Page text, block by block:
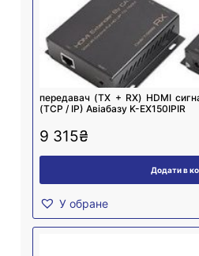
передавач (TX + RX) HDMI
(TCP / IP) Авіабазу K-EX150IPIR
9 315₴
Додати в
У обране